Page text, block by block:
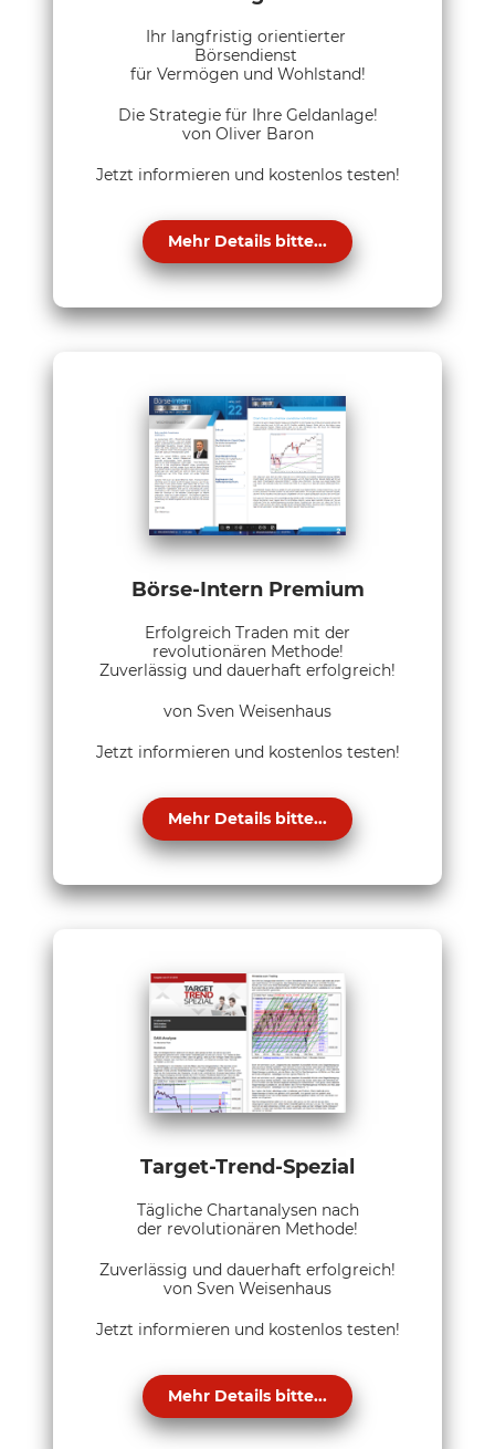
Ihr langfristig orientierter
Börsendienst
für Vermögen und Wohlstand!
Die Strategie für Ihre Geldanlage!
von Oliver Baron
Jetzt informieren und kostenlos testen!
Mehr Details bitte...
Börse-Intern Premium
Erfolgreich Traden mit der
revolutionären Methode!
Zuverlässig und dauerhaft erfolgreich!
von Sven Weisenhaus
Jetzt informieren und kostenlos testen!
Mehr Details bitte...
Target-Trend-Spezial
Tägliche Chartanalysen nach
der revolutionären Methode!
Zuverlässig und dauerhaft erfolgreich!
von Sven Weisenhaus
Jetzt informieren und kostenlos testen!
Mehr Details bitte...